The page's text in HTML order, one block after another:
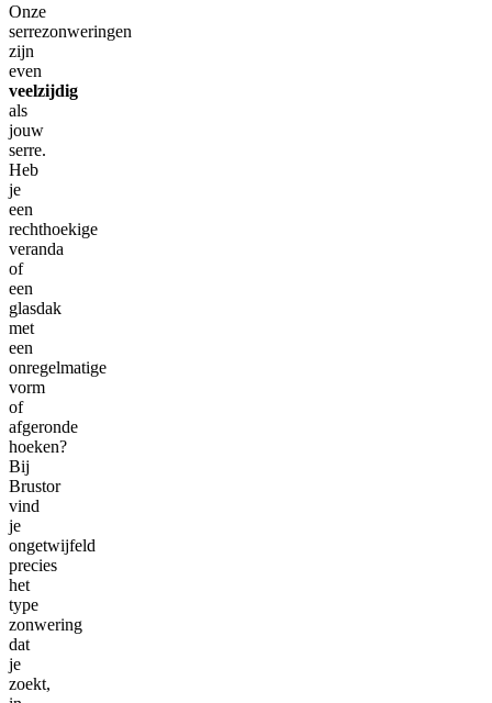
Onze
serrezonweringen
zijn
even
veelzijdig
als
jouw
serre.
Heb
je
een
rechthoekige
veranda
of
een
glasdak
met
een
onregelmatige
vorm
of
afgeronde
hoeken?
Bij
Brustor
vind
je
ongetwijfeld
precies
het
type
zonwering
dat
je
zoekt,